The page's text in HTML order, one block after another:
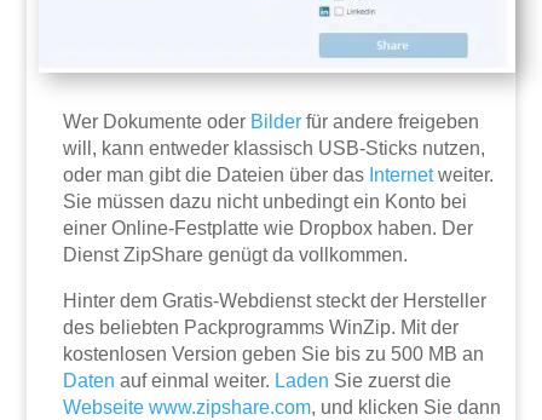
Wer Dokumente oder Bilder für andere freigeben
will, kann entweder klassisch USB-Sticks nutzen,
oder man gibt die Dateien über das Internetweiter.
Sie müssen dazu nicht unbedingt ein Konto bei
einer Online-Festplatte wie Dropbox haben. Der
Dienst ZipShare genügt da vollkommen.
Hinter dem Gratis-Webdienst steckt der Hersteller
des beliebten Packprogramms WinZip. Mit der
kostenlosen Version geben Sie bis zu 500 MB an
Daten auf einmal weiter. Laden Sie zuerst die
Webseite www.zipshare.com, und klicken Sie dann